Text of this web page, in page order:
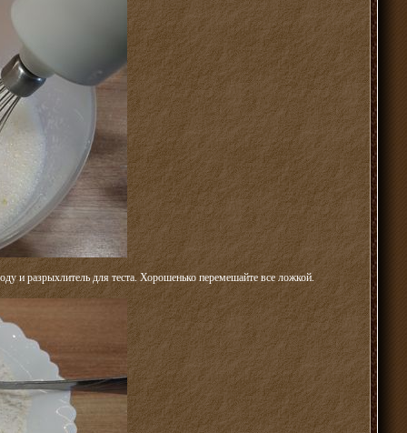
и разрыхлитель для теста. Хорошенько перемешайте все ложкой.